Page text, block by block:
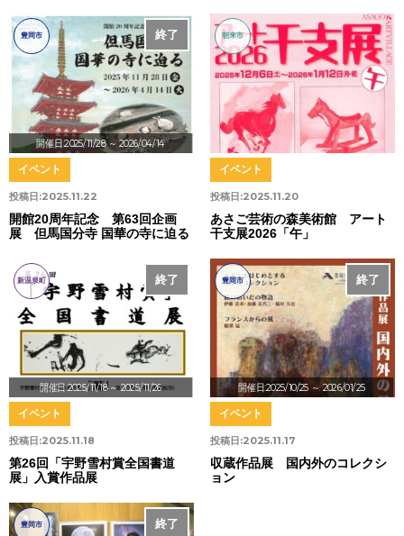
開催日:2025/11/28～ 2026/04/14
終了
豊岡市
投稿日:2025.11.22
イベント
開館20周年記念 第63回企画
展 但馬国分寺 国華の寺に迫る
朝来市
投稿日:2025.11.20
イベント
あさご芸術の森美術館 アート
干支展2026「午」
開催日:2025/11/18 ～ 2025/11/26
終了
新温泉町
投稿日:2025.11.18
イベント
第26回「宇野雪村賞全国書道
展」入賞作品展
開催日:2025/10/25 ～ 2026/01/25
終了
豊岡市
投稿日:2025.11.17
イベント
収蔵作品展 国内外のコレクシ
ョン
終了
豊岡市